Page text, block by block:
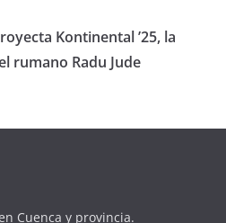
Kontinental ’25, la
rumano Radu Jude
Cuenca y provincia.